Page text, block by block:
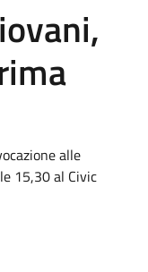
alle
15,30 al Civic